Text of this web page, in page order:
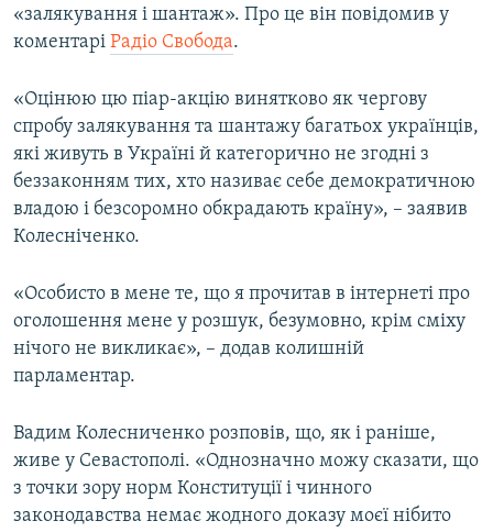
«залякування і шантаж». Про це він повідомив у
коментарі Радіо Свобода.
«Оцінюю цю піар-акцію винятково як чергову
спробу залякування та шантажу багатьох українців,
які живуть в Україні й категорично не згодні з
беззаконням тих, хто називає себе демократичною
владою і безсоромно обкрадають країну», – заявив
Колесніченко.
«Особисто в мене те, що я прочитав в інтернеті про
оголошення мене у розшук, безумовно, крім сміху
нічого не викликає», – додав колишній
парламентар.
Вадим Колесниченко розповів, що, як і раніше,
живе у Севастополі. «Однозначно можу сказати, що
з точки зору норм Конституції і чинного
законодавства немає жодного доказу моєї нібито